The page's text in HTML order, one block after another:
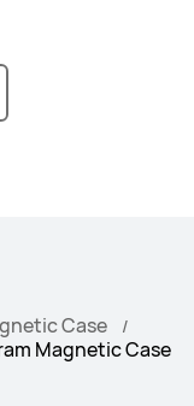
Case
Magnetic Case